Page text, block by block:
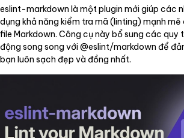
eslint-markdown là một plugin mới giúp các
dụng khả năng kiểm tra mã (linting) mạnh
file Markdown. Công cụ này bổ sung các
động song song với @eslint/markdown để
bạn luôn sạch đẹp và đồng nhất.